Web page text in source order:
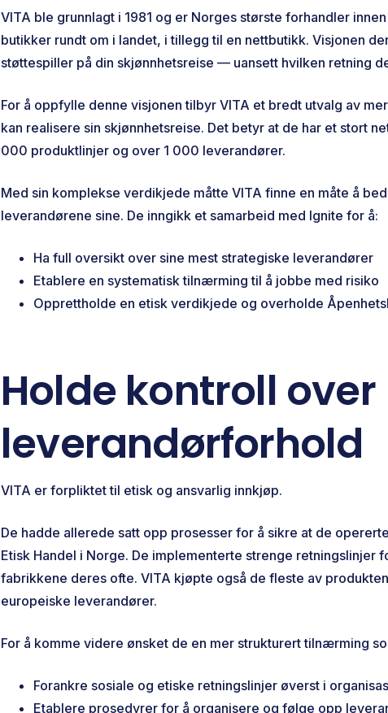
VITA ble grunnlagt i 1981 og er Norges største forhandler
butikker rundt om i landet, i tillegg til en nettbutikk. Visjonen
støttespiller på din skjønnhetsreise — uansett hvilken retning
For å oppfylle denne visjonen tilbyr VITA et bredt utvalg av
kan realisere sin skjønnhetsreise. Det betyr at de har et stort
000 produktlinjer og over 1 000 leverandører.
Med sin komplekse verdikjede måtte VITA finne en måte å
leverandørene sine. De inngikk et samarbeid med Ignite for å:
Ha full oversikt over sine mest strategiske leverandører
Etablere en systematisk tilnærming til å jobbe med risiko
Opprettholde en etisk verdikjede og overholde
Holde kontroll over
leverandørforhold
VITA er forpliktet til etisk og ansvarlig innkjøp.
De hadde allerede satt opp prosesser for å sikre at de
Etisk Handel i Norge. De implementerte strenge retningslinjer
fabrikkene deres ofte. VITA kjøpte også de fleste av
europeiske leverandører.
For å komme videre ønsket de en mer strukturert tilnærming
Forankre sosiale og etiske retningslinjer øverst i
Etablere prosedyrer for å organisere og følge opp